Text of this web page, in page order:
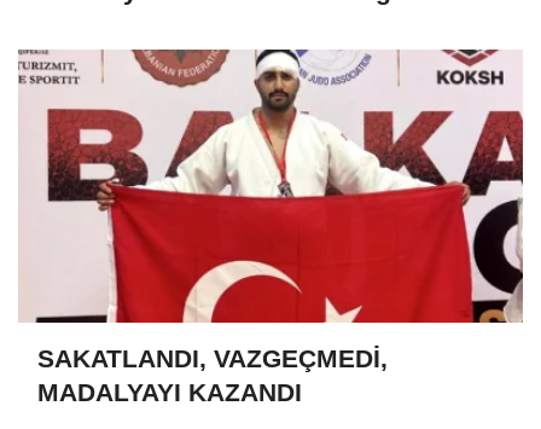
SAKATLANDI, VAZGEÇMEDİ,
MADALYAYI KAZANDI